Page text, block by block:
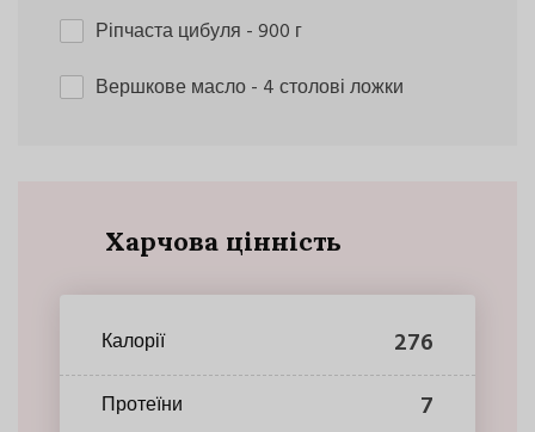
Ріпчаста цибуля - 900 г
Вершкове масло- 4 столові ложки
Харчова цінність
Калорії 276
Протеїни 7